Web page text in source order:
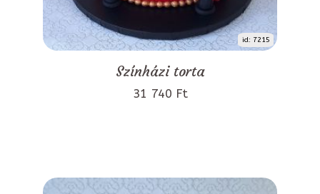
id: 7215
Színházi torta
31 740 Ft